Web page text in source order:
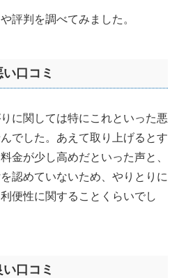
評判を調べてみました。
口コミ
に関しては特にこれといった悪
でした。あえて取り上げるとす
金が少し高めだといった声と、
認めていないため、やりとりに
便性に関することくらいでし
口コミ